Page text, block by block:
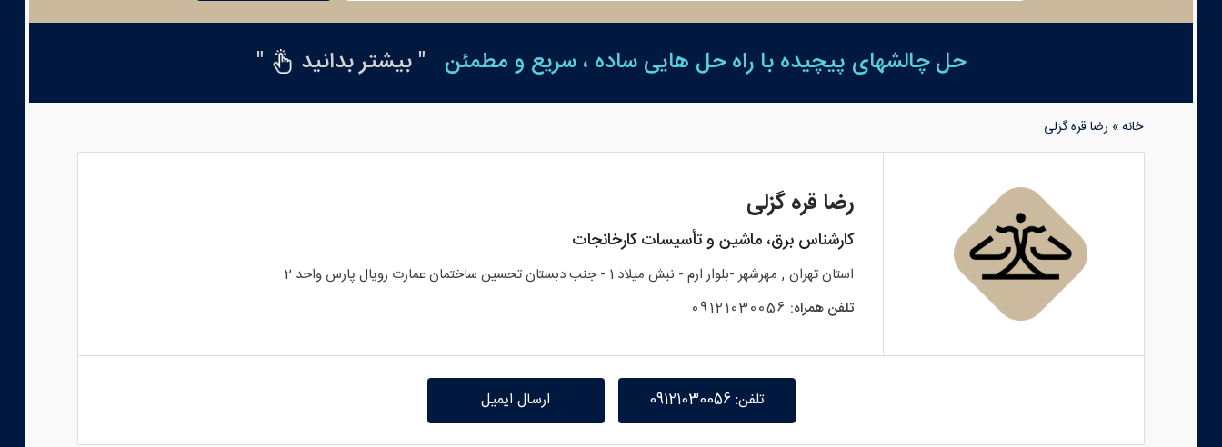
حل چالشهای پیچیده با راه حل هایی ساده ، سریع و مطمئن " بیشتر بدانید "
خانه» رضا قره گزلی
رضا قره گزلی
کارشناس برق، ماشین و تأسیسات کارخانجات
استانتهران, مهرشهر -بلوار ارم - نبش میلاد 1 - جنب دبستان تحسین ساختمان عمارت رویال پارس واحد 2
تلفن همراه: 09121030056
تلفن: 09121030056 ارسال ایمیل